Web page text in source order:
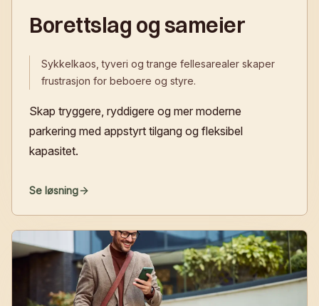
Borettslag og sameier
Sykkelkaos, tyveri og trange fellesarealer skaper
frustrasjon for beboere og styre.
Skap tryggere, ryddigere og mer moderne
parkering med appstyrt tilgang og fleksibel
kapasitet.
Se løsning